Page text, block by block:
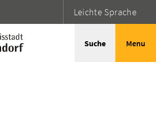
Leichte Sprache
Suche Menu